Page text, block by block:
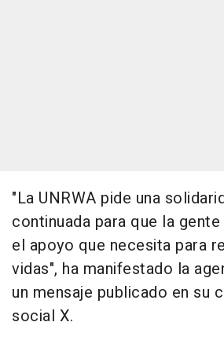
"La UNRWA pide una
continuada para que la
el apoyo que necesita para
vidas", ha manifestado la
un mensaje publicado en su
social X.